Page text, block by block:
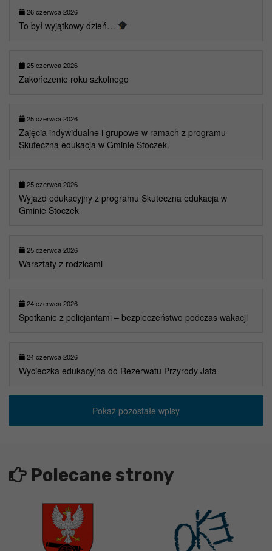
26 czerwca 2026
To był wyjątkowy dzień…
25 czerwca 2026
Zakończenie roku szkolnego
25 czerwca 2026
Zajęcia indywidualne i grupowe w ramach z programu
Skuteczna edukacja w Gminie Stoczek.
25 czerwca 2026
Wyjazd edukacyjny z programu Skuteczna edukacja w
Gminie Stoczek
25 czerwca 2026
Warsztaty z rodzicami
24 czerwca 2026
Spotkanie z policjantami – bezpieczeństwo podczas wakacji
24 czerwca 2026
Wycieczka edukacyjna do Rezerwatu Przyrody Jata
Pokaż pozostałe wpisy
Polecane strony